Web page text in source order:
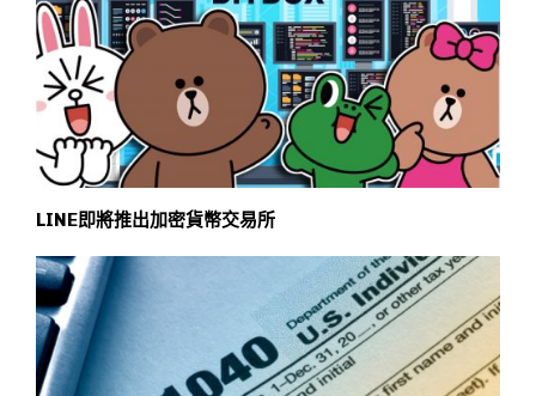
LINE即將推出加密貨幣交易所